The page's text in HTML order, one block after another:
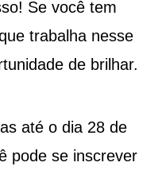
Se você tem
trabalha nesse
de brilhar.
até o dia 28 de
pode se inscrever